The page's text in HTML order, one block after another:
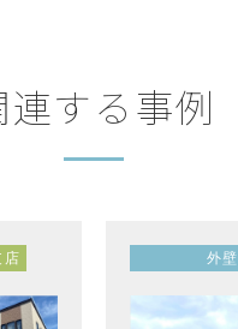
連する事例
店 外壁